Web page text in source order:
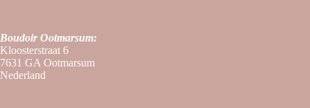
Boudoir Ootmarsum:
Kloosterstraat 6
7631 GA Ootmarsum
Nederland